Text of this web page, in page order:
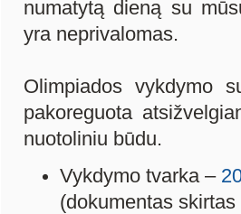
numatytą dieną su
yra neprivalomas.
Olimpiados vykdymo
pakoreguota
nuotoliniu būdu.
Vykdymo tvarka –
(dokumentas